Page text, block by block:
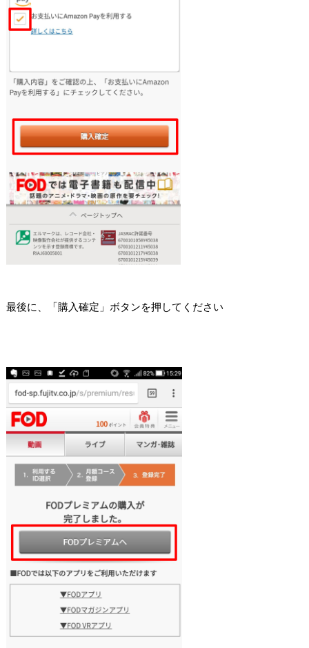
最後に、「購入確定」ボタンを押してください